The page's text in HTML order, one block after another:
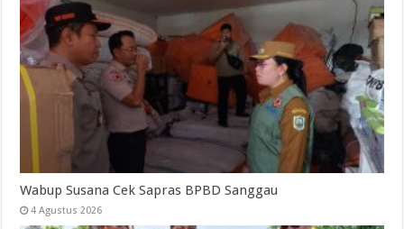
Wabup Susana Cek Sapras BPBD Sanggau
4 Agustus 2026